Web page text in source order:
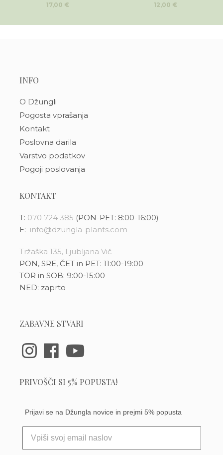
17,00 € 12,00 €
INFO
O Džungli
Pogosta vprašanja
Kontakt
Poslovna darila
Varstvo podatkov
Pogoji poslovanja
KONTAKT
T: 070 724 385 (PON-PET: 8:00-16:00)
E: info@dzungla-plants.com
Tržaška 135, Ljubljana Vič
PON, SRE, ČET in PET: 11:00-19:00
TOR in SOB: 9:00-15:00
NED: zaprto
ZABAVNE STVARI
PRIVOŠČI SI 5% POPUSTA!
Prijavi se na Džungla novice in prejmi 5% popusta